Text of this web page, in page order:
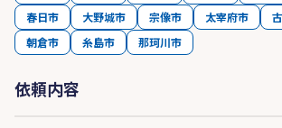
春日市
大野城市 宗像市 太宰府市
朝倉市
糸島市 那珂川市
依頼内容